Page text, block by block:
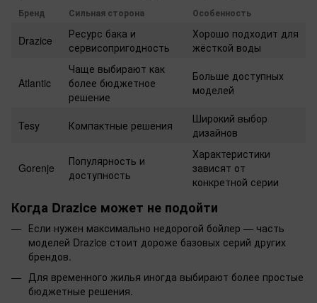
Бренд Сильная сторона Особенность
Drazice
Ресурс бака и
сервисопригодность
Хорошо подходит для
жёсткой воды
Atlantic
Чаще выбирают как
более бюджетное
решение
Больше доступных
моделей
Tesy Компактные решения
Широкий выбор
дизайнов
Gorenje
Популярность и
доступность
Характеристики
зависят от
конкретной серии
Когда Drazice может не подойти
Если нужен максимально недорогой бойлер — часть
моделей Drazice стоит дороже базовых серий других
брендов.
Для временного жилья иногда выбирают более простые
бюджетные решения.